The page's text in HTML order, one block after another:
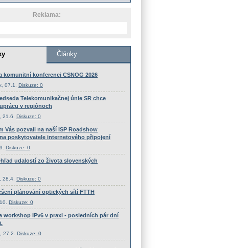
Reklama: